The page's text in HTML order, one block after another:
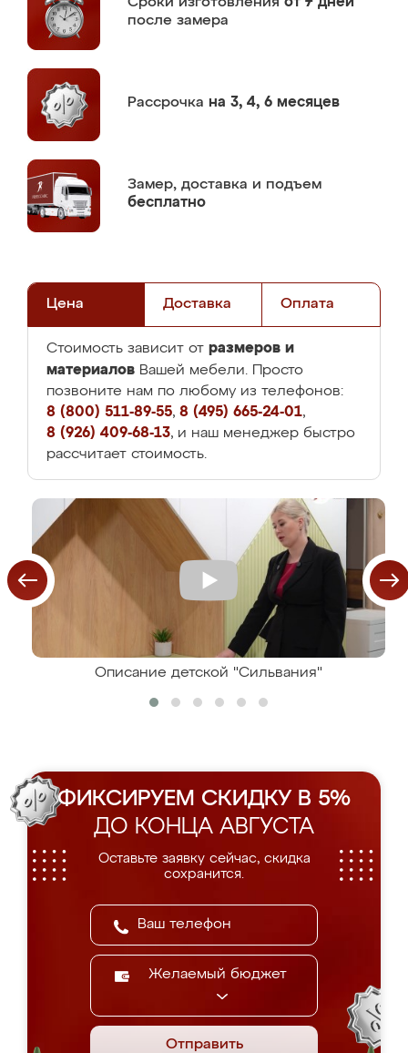
после замера
Рассрочка на 3, 4, 6 месяцев
Замер, доставка и подъем
бесплатно
Цена Доставка Оплата
Стоимость зависит от размеров и
материалов Вашей мебели. Просто
позвоните нам по любому из телефонов:
8 (800) 511-89-55, 8 (495) 665-24-01,
8 (926) 409-68-13, и наш менеджер быстро
рассчитает стоимость.
Описание детской "Сильвания"
ФИКСИРУЕМ СКИДКУ В 5%
ДО КОНЦА АВГУСТА
Оставьте заявку сейчас, скидка
сохранится.
Желаемый бюджет
Отправить